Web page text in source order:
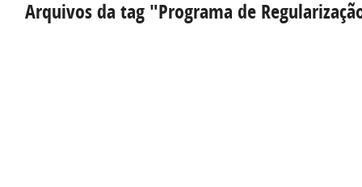
Arquivos da tag "Programa de